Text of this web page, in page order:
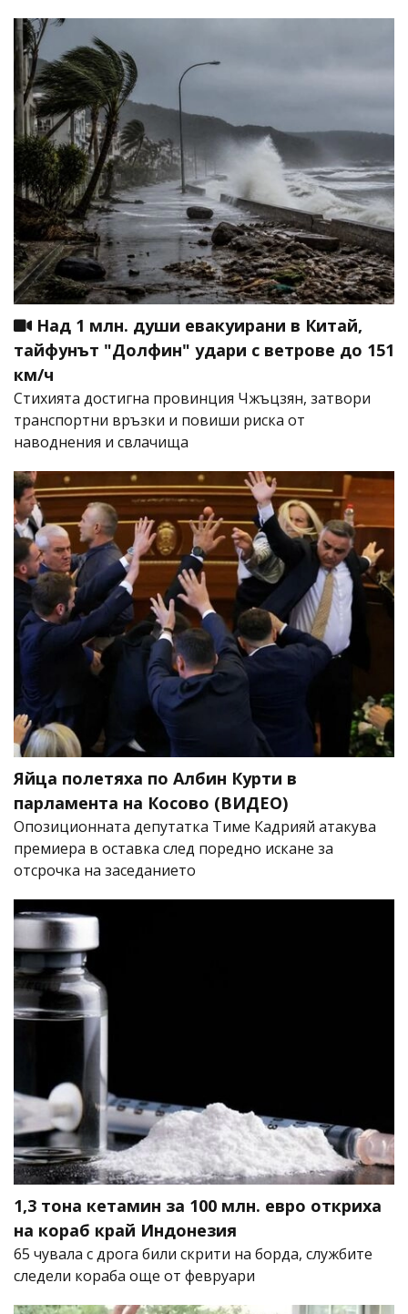
Над 1 млн. души евакуирани в Китай,
тайфунът "Долфин" удари с ветрове до 151
км/ч
Стихията достигна провинция Чжъцзян, затвори
транспортни връзки и повиши риска от
наводнения и свлачища
Яйца полетяха по Албин Курти в
парламента на Косово (ВИДЕО)
Опозиционната депутатка Тиме Кадрияй атакува
премиера в оставка след поредно искане за
отсрочка на заседанието
1,3 тона кетамин за 100 млн. евро откриха
на кораб край Индонезия
65 чувала с дрога били скрити на борда, службите
следели кораба още от февруари